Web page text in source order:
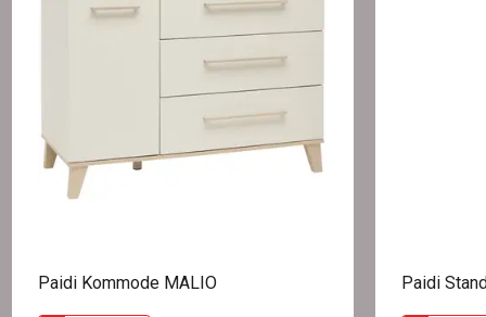
Paidi Kommode MALIO Paidi